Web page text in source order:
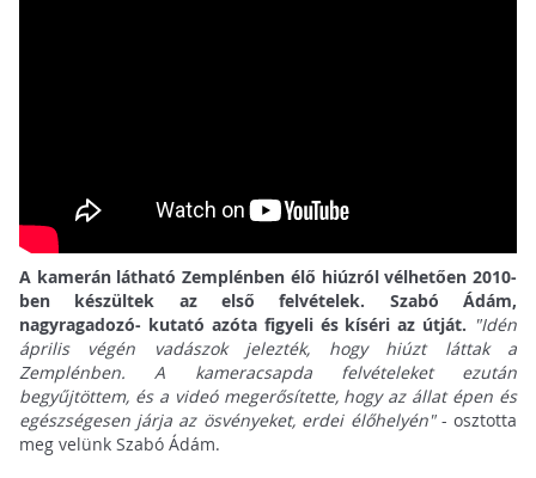
A kamerán látható Zemplénben élő hiúzról vélhetően 2010-
ben készültek az első felvételek. Szabó Ádám,
nagyragadozó- kutató azóta figyeli és kíséri az útját. "Idén
április végén vadászok jelezték, hogy hiúzt láttak a
Zemplénben. A kameracsapda felvételeket ezután
begyűjtöttem, és a videó megerősítette, hogy az állat épen és
egészségesen járja az ösvényeket, erdei élőhelyén"- osztotta
meg velünk Szabó Ádám.